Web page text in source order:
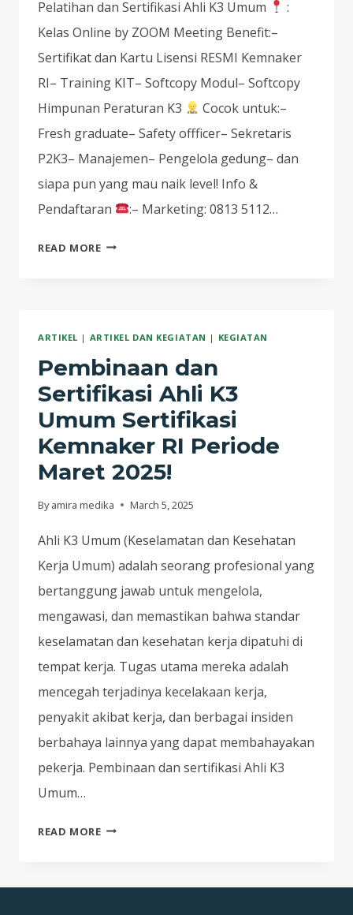
Pelatihan dan Sertifikasi Ahli K3 Umum
:
Kelas Online by ZOOM Meeting Benefit:–
Sertifikat dan Kartu Lisensi RESMI Kemnaker
RI– Training KIT– Softcopy Modul– Softcopy
Himpunan Peraturan K3
Cocok untuk:–
Fresh graduate– Safety offficer– ⁠Sekretaris
P2K3– ⁠Manajemen– ⁠Pengelola gedung– dan
siapa pun yang mau naik level! Info &
Pendaftaran
:– Marketing: 0813 5112…
READ MOREMAU
KEMNAKER
RI
TANPA
RIBET?
BISA
BANGET!KUOTA
–
DAFTAR
SEBELUM
PENUH
ARTIKEL | ARTIKEL DAN KEGIATAN | KEGIATAN
Pembinaan dan
Sertifikasi Ahli K3
Umum Sertifikasi
Kemnaker RI Periode
Maret 2025!
By amira medika March 5, 2025
Ahli K3 Umum (Keselamatan dan Kesehatan
Kerja Umum) adalah seorang profesional yang
bertanggung jawab untuk mengelola,
mengawasi, dan memastikan bahwa standar
keselamatan dan kesehatan kerja dipatuhi di
tempat kerja. Tugas utama mereka adalah
mencegah terjadinya kecelakaan kerja,
penyakit akibat kerja, dan berbagai insiden
berbahaya lainnya yang dapat membahayakan
pekerja. Pembinaan dan sertifikasi Ahli K3
Umum…
READ MOREPEMBINAAN
AHLI